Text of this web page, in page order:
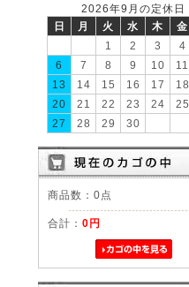
2026年9月の定休日
日
月 火 水 木 金
1
2 3 4
6
7 8 9 10 11
13
14 15 16 17 18
20
21 22 23 24 25
27
28 29 30
商品数：0点
合計： 0円